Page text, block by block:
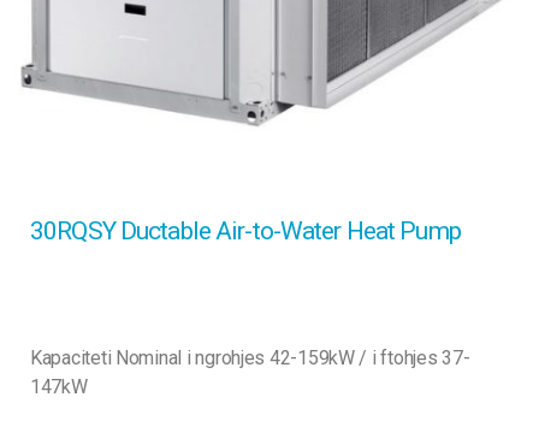
30RQSY Ductable Air-to-Water Heat Pump
Kapaciteti Nominal i ngrohjes 42-159kW / i ftohjes 37-
147kW